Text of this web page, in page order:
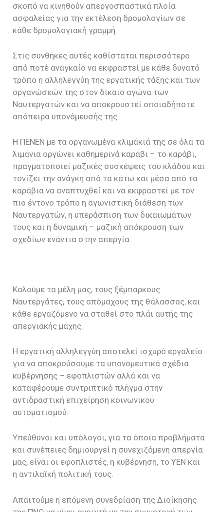
σκοπό να κινηθούν απεργοσπαστικά πλοία
ασφαλείας για την εκτέλεση δρομολογίων σε
κάθε δρομολογιακή γραμμή.
Στις συνθήκες αυτές καθίσταται περισσότερο
από ποτέ αναγκαίο να εκφραστεί με κάθε δυνατό
τρόπο η αλληλεγγύη της εργατικής τάξης και των
οργανώσεών της στον δίκαιο αγώνα των
Ναυτεργατών και να αποκρουστεί οποιαδήποτε
απόπειρα υπονόμευσής της.
Η ΠΕΝΕΝ με τα οργανωμένα κλιμάκιά της σε όλα τα
λιμάνια οργώνει καθημερινά καράβι – το καράβι,
πραγματοποιεί μαζικές συσκέψεις του κλάδου και
τονίζει την ανάγκη από τα κάτω και μέσα από τα
καράβια να αναπτυχθεί και να εκφραστεί με τον
πιο έντονο τρόπο η αγωνιστική διάθεση των
Ναυτεργατών, η υπεράσπιση των δικαιωμάτων
τους και η δυναμική – μαζική απόκρουση των
σχεδίων ενάντια στην απεργία.
Καλούμε τα μέλη μας, τους ξέμπαρκους
Ναυτεργάτες, τους απόμαχους της θάλασσας, και
κάθε εργαζόμενο να σταθεί στο πλάι αυτής της
απεργιακής μάχης.
Η εργατική αλληλεγγύη αποτελεί ισχυρό εργαλείο
για να αποκρούσουμε τα υπονομευτικά σχέδια
κυβέρνησης – εφοπλιστών αλλά και να
καταφέρουμε συντριπτικό πλήγμα στην
αντιδραστική επιχείρηση κοινωνικού
αυτοματισμού.
Υπεύθυνοι και υπόλογοι, για τα όποια προβλήματα
και συνέπειες δημιουργεί η συνεχιζόμενη απεργία
μας, είναι οι εφοπλιστές, η κυβέρνηση, το ΥΕΝ και
η αντιλαϊκή πολιτική τους.
Απαιτούμε η επόμενη συνεδρίαση της Διοίκησης